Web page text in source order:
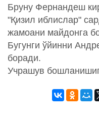
Бруну Фернандеш
"Қизил иблислар"
жамоани майдонга
Бугунги ўйинни
боради.
Учрашув